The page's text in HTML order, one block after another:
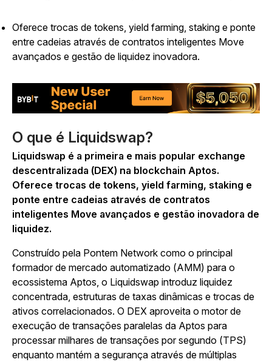
Oferece trocas de tokens, yield farming, staking e ponte
entre cadeias através de contratos inteligentes Move
avançados e gestão de liquidez inovadora.
O que é Liquidswap?
Liquidswap é a primeira e mais popular exchange
descentralizada (DEX) na blockchain Aptos.
Oferece trocas de tokens, yield farming, staking e
ponte entre cadeias através de contratos
inteligentes Move avançados e gestão inovadora de
liquidez.
Construído pela Pontem Network como o principal
formador de mercado automatizado (AMM) para o
ecossistema Aptos, o Liquidswap introduz liquidez
concentrada, estruturas de taxas dinâmicas e trocas de
ativos correlacionados. O DEX aproveita o motor de
execução de transações paralelas da Aptos para
processar milhares de transações por segundo (TPS)
enquanto mantém a segurança através de múltiplas